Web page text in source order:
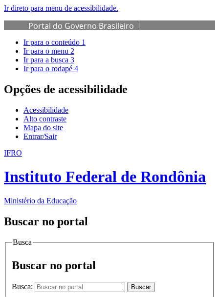
Ir direto para menu de acessibilidade.
Portal do Governo Brasileiro
Ir para o conteúdo 1
Ir para o menu 2
Ir para a busca 3
Ir para o rodapé 4
Opções de acessibilidade
Acessibilidade
Alto contraste
Mapa do site
Entrar/Sair
IFRO
Instituto Federal de Rondônia
Ministério da Educação
Buscar no portal
Busca
Buscar no portal
Busca: Buscar